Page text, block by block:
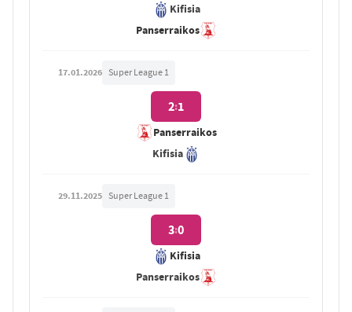
Kifisia
Panserraikos
17.01.2026 Super League 1
Panserraikos
2:1
Kifisia
29.11.2025 Super League 1
Kifisia
3:0
Panserraikos